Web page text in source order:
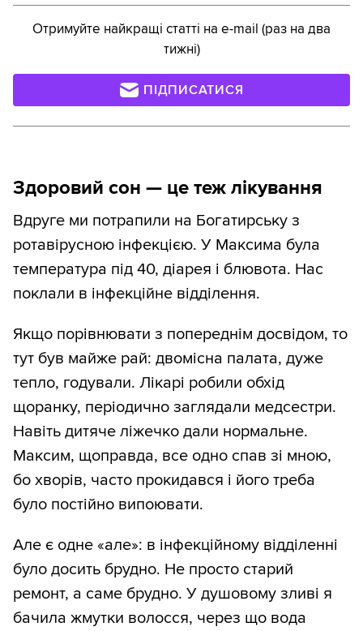
Отримуйте найкращі статті на e-mail (раз на два
тижні)
ПІДПИСАТИСЯ
Здоровий сон — це теж лікування
Вдруге ми потрапили на Богатирську з
ротавірусною інфекцією. У Максима була
температура під 40, діарея і блювота. Нас
поклали в інфекційне відділення.
Якщо порівнювати з попереднім досвідом, то
тут був майже рай: двомісна палата, дуже
тепло, годували. Лікарі робили обхід
щоранку, періодично заглядали медсестри.
Навіть дитяче ліжечко дали нормальне.
Максим, щоправда, все одно спав зі мною,
бо хворів, часто прокидався і його треба
було постійно випоювати.
Але є одне «але»: в інфекційному відділенні
було досить брудно. Не просто старий
ремонт, а саме брудно. У душовому зливі я
бачила жмутки волосся, через що вода